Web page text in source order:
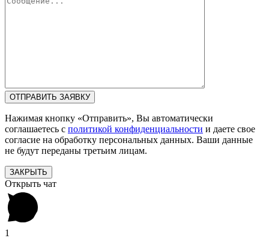
Нажимая кнопку «Отправить», Вы автоматически
соглашаетесь с политикой конфиденциальности и даете свое
согласие на обработку персональных данных. Ваши данные
не будут переданы третьим лицам.
ЗАКРЫТЬ
Открыть чат
1